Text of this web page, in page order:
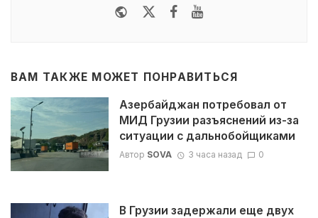
WebsiteTwitterFacebook
ВАМ ТАКЖЕ МОЖЕТ ПОНРАВИТЬСЯ
Азербайджан потребовал от
МИД Грузии разъяснений из-за
ситуации с дальнобойщиками
Автор SOVA 3 часа назад 0
В Грузии задержали еще двух